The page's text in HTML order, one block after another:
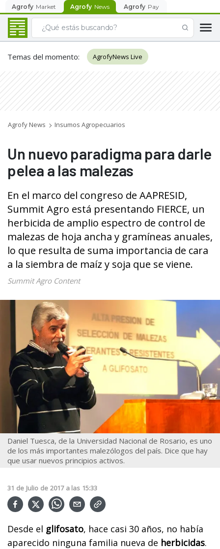
Agrofy Market Agrofy News Agrofy Pay
Temas del momento: AgrofyNews Live
Agrofy News Insumos Agropecuarios
Un nuevo paradigma para darle
pelea a las malezas
En el marco del congreso de AAPRESID,
Summit Agro está presentando FIERCE, un
herbicida de amplio espectro de control de
malezas de hoja ancha y gramíneas anuales,
lo que resulta de suma importancia de cara
a la siembra de maíz y soja que se viene.
Summit Agro Content
Daniel Tuesca, de la Universidad Nacional de Rosario, es uno
de los más importantes malezólogos del país. Dice que hay
que usar nuevos principios activos.
31 de Julio de 2017 a las 15:33
Desde el glifosato, hace casi 30 años, no había
aparecido ninguna familia nueva de herbicidas.